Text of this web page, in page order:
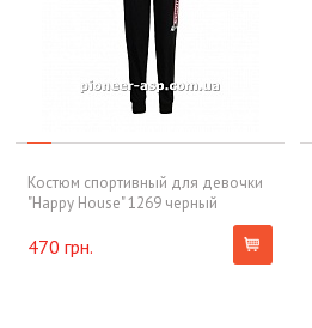
Костюм спортивный для девочки
"Happy House" 1269 черный
470 грн.